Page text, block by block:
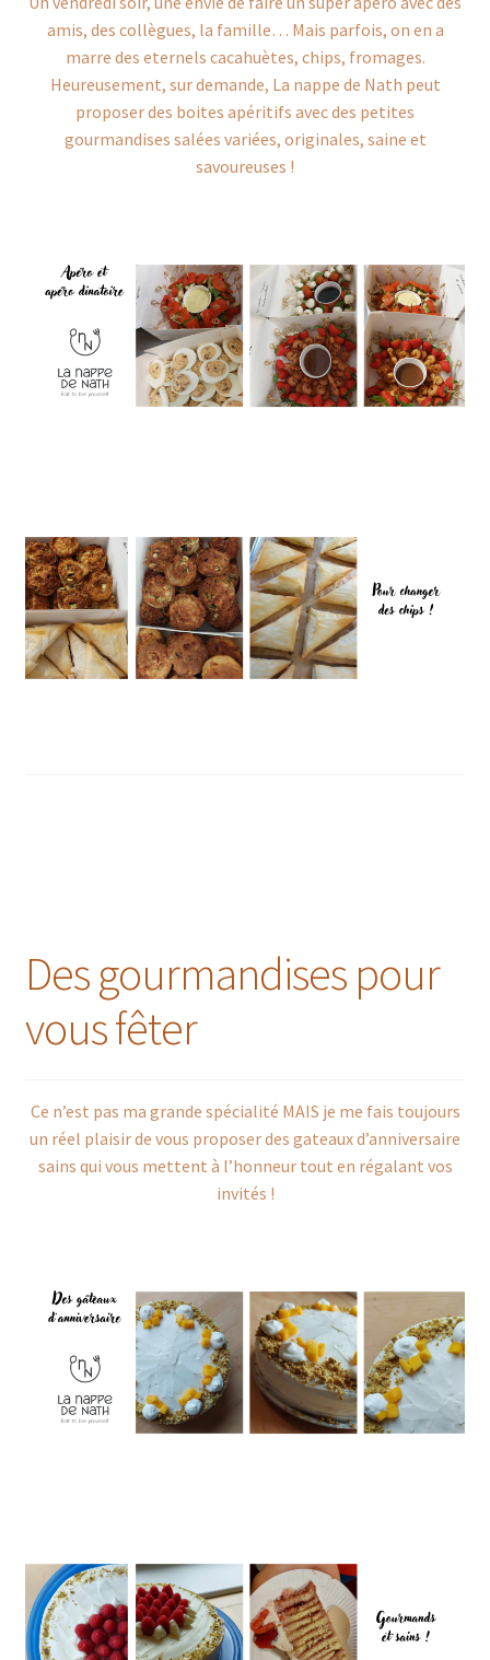
amis, des collègues, la famille… Mais parfois, on en a
marre des eternels cacahuètes, chips, fromages.
Heureusement, sur demande, La nappe de Nath peut
proposer des boites apéritifs avec des petites
gourmandises salées variées, originales, saine et
savoureuses !
Des gourmandises pour
vous fêter
Ce n’est pas ma grande spécialité MAIS je me fais toujours
un réel plaisir de vous proposer des gateaux d’anniversaire
sains qui vous mettent à l’honneur tout en régalant vos
invités !